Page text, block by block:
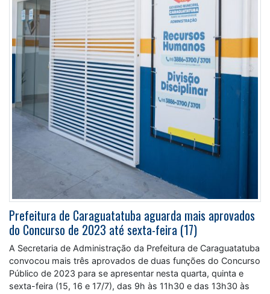
Prefeitura de Caraguatatuba aguarda mais aprovados
do Concurso de 2023 até sexta-feira (17)
A Secretaria de Administração da Prefeitura de Caraguatatuba
convocou mais três aprovados de duas funções do Concurso
Público de 2023 para se apresentar nesta quarta, quinta e
sexta-feira (15, 16 e 17/7), das 9h às 11h30 e das 13h30 às